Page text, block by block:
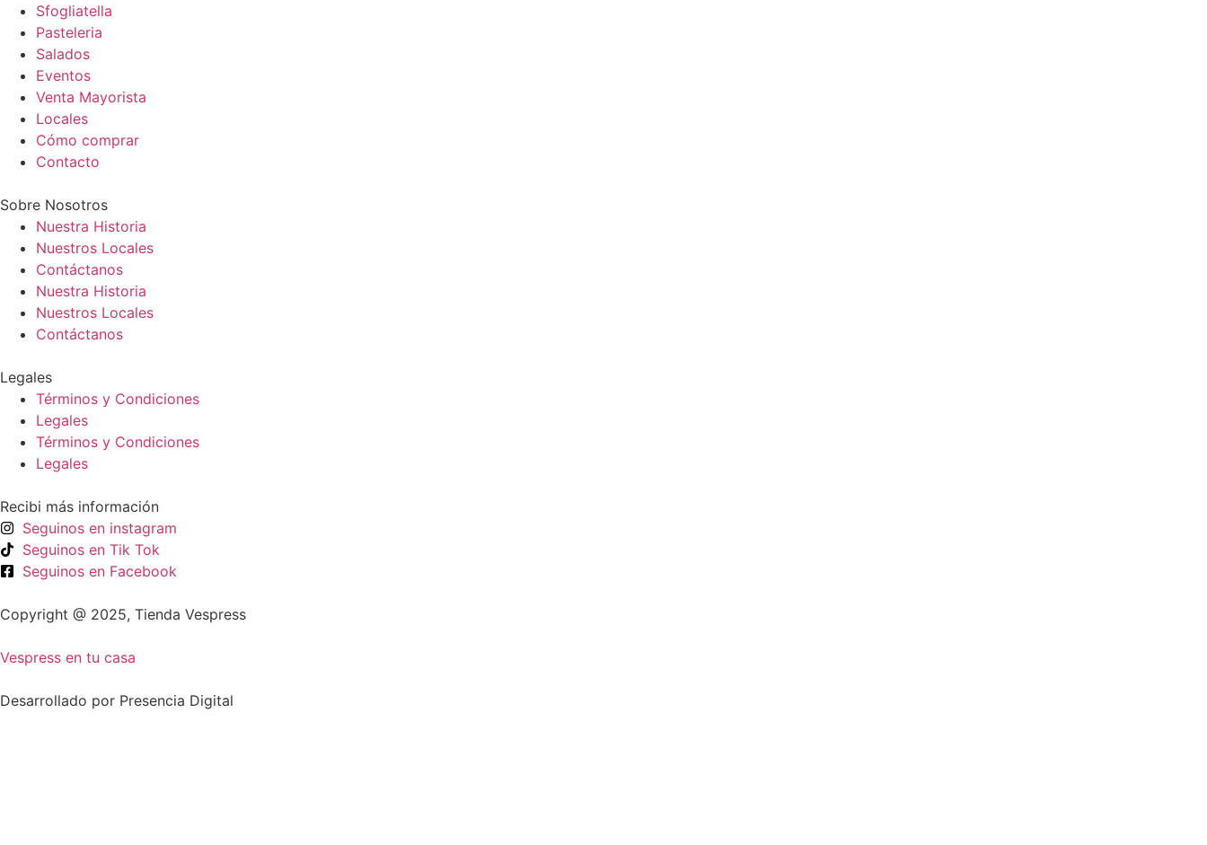
Sfogliatella
Pasteleria
Salados
Eventos
Venta Mayorista
Locales
Cómo comprar
Contacto
Sobre Nosotros
Nuestra Historia
Nuestros Locales
Contáctanos
Nuestra Historia
Nuestros Locales
Contáctanos
Legales
Términos y Condiciones
Legales
Términos y Condiciones
Legales
Recibi más información
Seguinos en instagram
Seguinos en Tik Tok
Seguinos en Facebook
Copyright @ 2025, Tienda Vespress
Vespress en tu casa
Desarrollado por Presencia Digital